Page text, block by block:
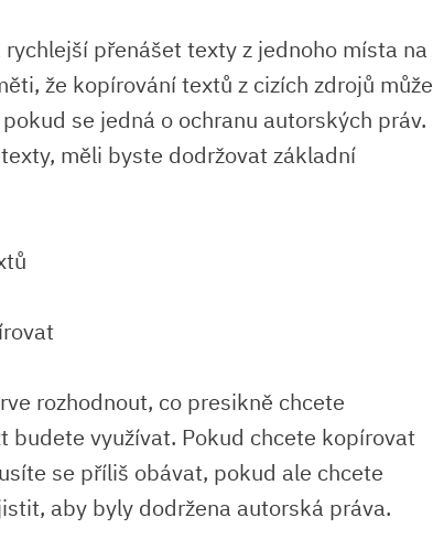
přenášet texty z jednoho místa na
že kopírování textů z cizích zdrojů může
se jedná o ochranu autorských práv.
měli byste dodržovat základní
rozhodnout, co presikně chcete
využívat. Pokud chcete kopírovat
se příliš obávat, pokud ale chcete
aby byly dodržena autorská práva.